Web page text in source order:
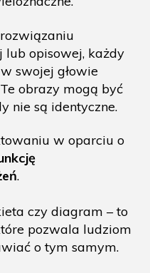
lub opisowej, każdy
swojej głowie
obrazy mogą być
nie są identyczne.
w oparciu o
.
czy diagram – to
pozwala ludziom
o tym samym.